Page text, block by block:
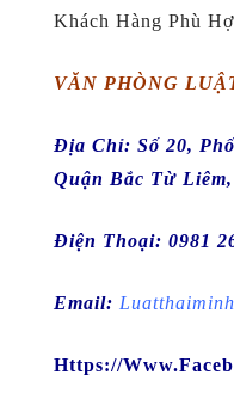
Khách Hàng Phù
VĂN PHÒNG
Địa Chỉ: Số 20,
Quận Bắc Từ
Điện Thoại: 0981
Email:
Https://